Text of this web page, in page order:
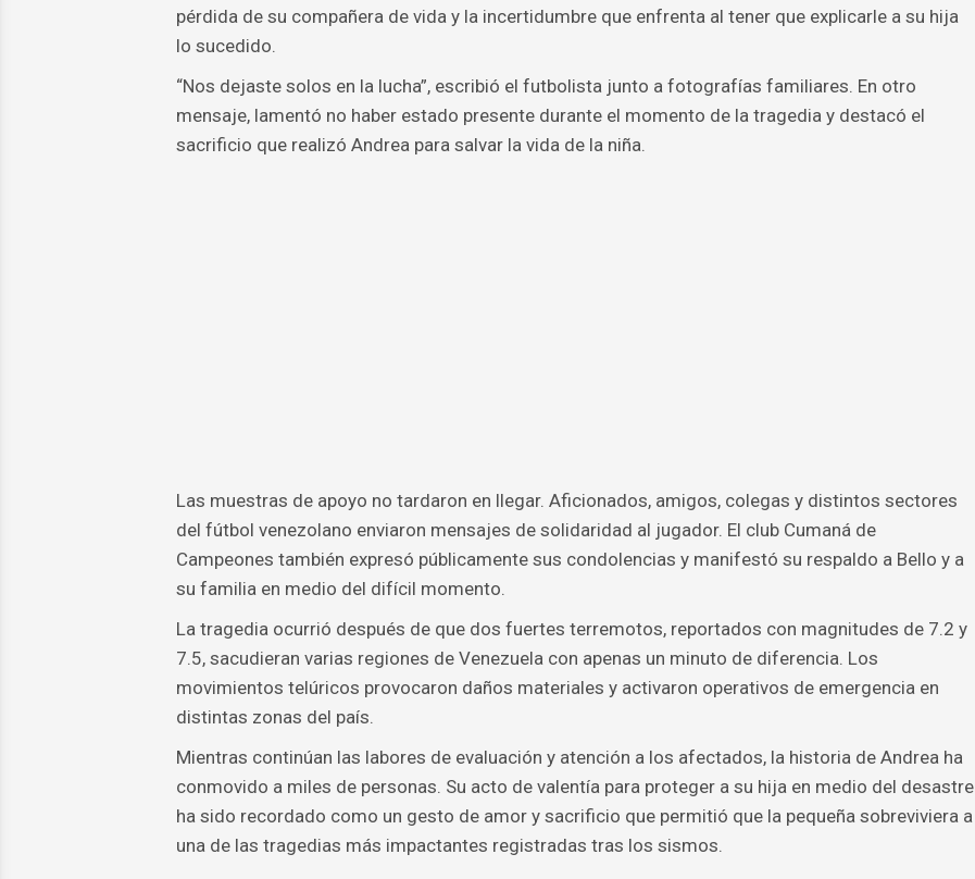
pérdida de su compañera de vida y la incertidumbre que enfrenta al tener que explicarle a su hija
lo sucedido.
“Nos dejaste solos en la lucha”, escribió el futbolista junto a fotografías familiares. En otro
mensaje, lamentó no haber estado presente durante el momento de la tragedia y destacó el
sacrificio que realizó Andrea para salvar la vida de la niña.
Las muestras de apoyo no tardaron en llegar. Aficionados, amigos, colegas y distintos sectores
del fútbol venezolano enviaron mensajes de solidaridad al jugador. El club Cumaná de
Campeones también expresó públicamente sus condolencias y manifestó su respaldo a Bello y a
su familia en medio del difícil momento.
La tragedia ocurrió después de que dos fuertes terremotos, reportados con magnitudes de 7.2 y
7.5, sacudieran varias regiones de Venezuela con apenas un minuto de diferencia. Los
movimientos telúricos provocaron daños materiales y activaron operativos de emergencia en
distintas zonas del país.
Mientras continúan las labores de evaluación y atención a los afectados, la historia de Andrea ha
conmovido a miles de personas. Su acto de valentía para proteger a su hija en medio del desastre
ha sido recordado como un gesto de amor y sacrificio que permitió que la pequeña sobreviviera a
una de las tragedias más impactantes registradas tras los sismos.